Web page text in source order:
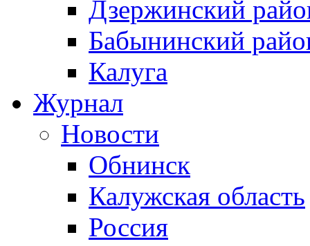
Дзержинский
Бабынинский
Калуга
Журнал
Новости
Обнинск
Калужская область
Россия